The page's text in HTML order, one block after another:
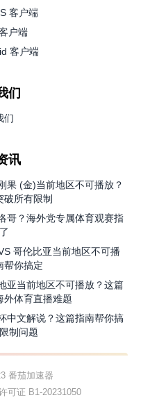
客户端
户端
客户端
们
们
讯
果 (金)当前地区不可播放？
破所有限制
哥？海外党专属体育观赛指
哥伦比亚当前地区不可播
帮你搞定
亚当前地区不可播放？这篇
外体育直播难题
中文解说？这篇指南帮你搞
制问题
番茄加速器
可证 B1-20231050